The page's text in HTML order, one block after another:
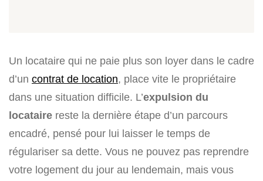
Un locataire qui ne paie plus son loyer dans le cadre
d’un contrat de location, place vite le propriétaire
dans une situation difficile. L’expulsion du
locataire reste la dernière étape d’un parcours
encadré, pensé pour lui laisser le temps de
régulariser sa dette. Vous ne pouvez pas reprendre
votre logement du jour au lendemain, mais vous